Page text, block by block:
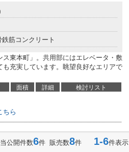
鉄筋コンクリート
東本町」。共用部にはエレベータ・敷
充実しています。眺望良好なエリアで
面積 詳細 検討リスト
ちら
公開件数6件 販売数8件 1-6件表示